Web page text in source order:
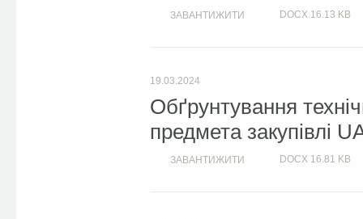
ЗАВАНТИЖИТИ DOCX 16.13 KB
19.03.2024
Обґрунтування
предмета закупівлі
ЗАВАНТИЖИТИ DOCX 16.81 KB